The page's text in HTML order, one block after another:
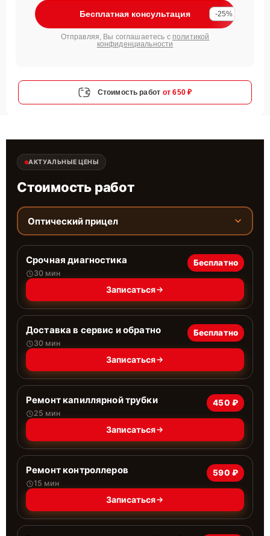
Бесплатная консультация -25%
Отправляя, Вы соглашаетесь с политикой
конфиденциальности
Стоимость работ от 650 ₽
АКТУАЛЬНЫЕ ЦЕНЫ
Стоимость работ
Оптический прицел
Срочная диагностика
30 мин
Бесплатно
Записаться
Доставка в сервис и обратно
30 мин
Бесплатно
Записаться
Ремонт капиллярной трубки
25 мин
450 ₽
Записаться
Ремонт контроллеров
15 мин
590 ₽
Записаться